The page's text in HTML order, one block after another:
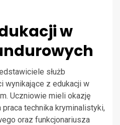
w
służb
wynikające z edukacji w
Uczniowie mieli okazję
technika kryminalistyki,
oraz funkcjonariusza